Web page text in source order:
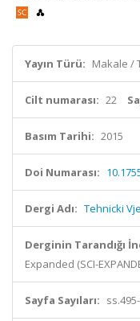
Yayın Türü: Makale /
Cilt numarası: 22
Basım Tarihi: 2015
Doi Numarası:
Dergi Adı: Tehnicki
Derginin Tarandığı
Expanded (SCI-
Sayfa Sayıları: